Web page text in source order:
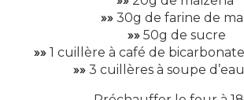
»» 30g de farine de
»»50g de sucre
»» 1 cuillère à café de
»»3 cuillères à soupe